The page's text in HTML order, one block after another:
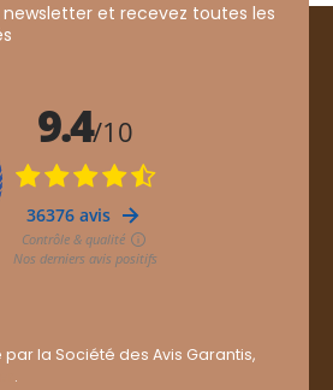
et recevez toutes les
la Société des Avis Garantis,
.